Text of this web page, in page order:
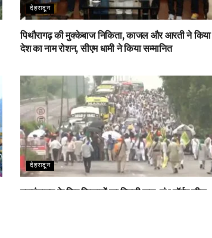
देहरादून
पिथौरागढ़ की मुक्केबाज निकिता, काजल और आरती ने किया
देश का नाम रोशन, सीएम धामी ने किया सम्मानित
देहरादून
महापंचायत के लिए किसानों का दिल्ली कूच, शंभू बॉर्डर सील;